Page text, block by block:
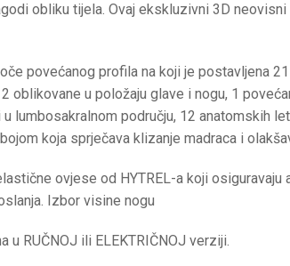
obliku tijela. Ovaj ekskluzivni 3D
povećanog profila na koji je postavljena
oblikovane u položaju glave i nogu, 1
lumbosakralnom području, 12 anatomskih
koja sprječava klizanje madraca i
ovjese od HYTREL-a koji osiguravaju
Izbor visine nogu
RUČNOJ ili ELEKTRIČNOJ verziji.